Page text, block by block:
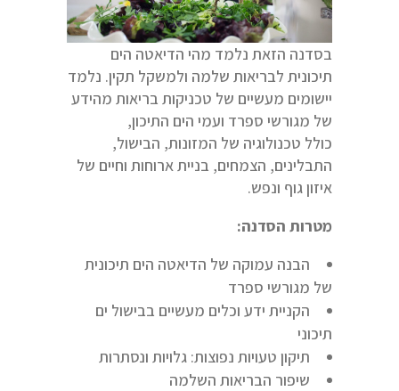
בסדנה הזאת נלמד מהי הדיאטה הים
תיכונית לבריאות שלמה ולמשקל תקין. נלמד
יישומים מעשיים של טכניקות בריאות מהידע
של מגורשי ספרד ועמי הים התיכון,
כולל טכנולוגיה של המזונות, הבישול,
התבלינים, הצמחים, בניית ארוחות וחיים של
איזון גוף ונפש.
מטרות הסדנה:
הבנה עמוקה של הדיאטה הים תיכונית
של מגורשי ספרד
הקניית ידע וכלים מעשיים בבישול ים
תיכוני
תיקון טעויות נפוצות: גלויות ונסתרות
שיפור הבריאות השלמה